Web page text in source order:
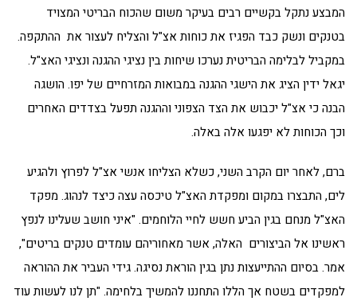
המבצע נתקל בקשיים רבים בעיקר משום שהכוח הבריטי המצויד
בטנקים ונשק כבד הפגיז את כוחות אצ"ל והצליח לעצור את ההתקפה.
במקביל לבלימה הבריטית נערכו שיחות בין נציגי ההגנה ונציגי האצ"ל.
יגאל ידין הציג את הישגי ההגנה במבואות המזרחיים של יפו. הושגה
הבנה כי אצ"ל יכבוש את הצד הצפוני וההגנה תפעל בצדדים האחרים
וכך הכוחות לא יפגעו אלה באלה.
ברם, לאחר יום הקרב השני, כשלא הצליחו אנשי אצ"ל לפרוץ ולהגיע
לים, התבצרו במקום ומפקדת האצ"ל טיכסה עצה כיצד לנהוג. מפקד
האצ"ל מנחם בגין הביע חשש לחיי הלוחמים. "איני חושב שעלינו לנפץ
ראשינו אל הביצורים האלה, אשר מאחוריהם עומדים טנקים בריטים",
אמר. בסיום ההתייעצות נתן בגין הוראת נסיגה. גידי העביר את ההוראה
למפקדים בשטח אך הללו התחננו להמשיך בלחימה. "תן לנו לעשות עוד